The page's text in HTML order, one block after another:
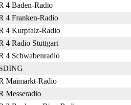
4 Baden-Radio
4 Franken-Radio
4 Kurpfalz-Radio
4 Radio Stuttgart
4 Schwabenradio
Maimarkt-Radio
Messeradio